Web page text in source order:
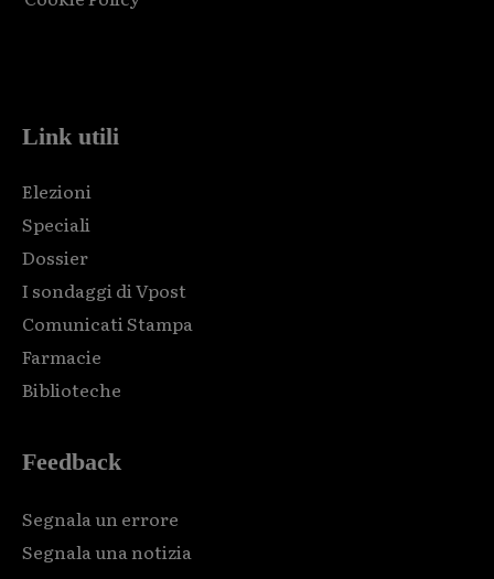
Link utili
Elezioni
Speciali
Dossier
I sondaggi di Vpost
Comunicati Stampa
Farmacie
Biblioteche
Feedback
Segnala un errore
Segnala una notizia